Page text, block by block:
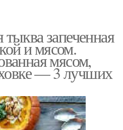
запеченная
и мясом.
мясом,
— 3 лучших